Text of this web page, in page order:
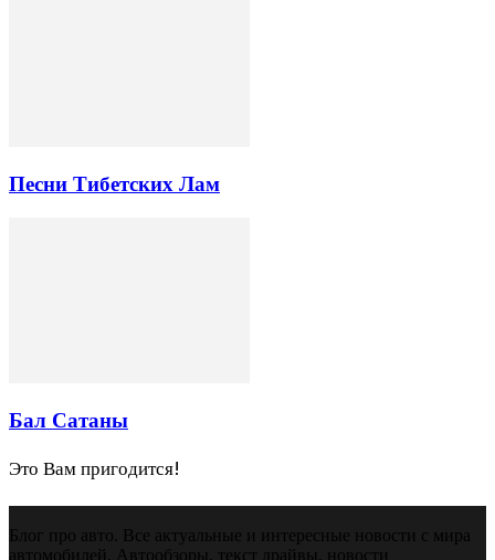
Песни Тибетских Лам
Бал Сатаны
Это Вам пригодится!
Блог про авто. Все актуальные и интересные новости с мира
автомобилей. Автообзоры, текст драйвы, новости